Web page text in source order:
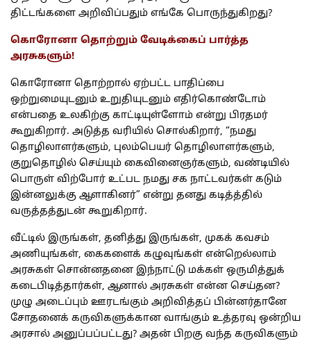
திட்டங்களை அறிவிப்பதும் எங்கே பொருந்துகிறது?
கொரோனா தொற்றும் வேடிக்கைப் பார்த்த
அரசுகளும்!
கொரோனா தொற்றால் ஏற்பட்ட பாதிப்பை
ஒற்றுமையுடனும் உறுதியுடனும் எதிர்கொண்டோம்
என்பதை உலகிற்கு காட்டியுள்ளோம் என்று பிரதமர்
கூறுகிறார். அடுத்த வரியில் சொல்கிறார், “நமது
தொழிலாளர்களும், புலம்பெயர் தொழிலாளர்களும்,
குறுதொழில் செய்யும் கைவினைஞர்களும், வண்டியில்
பொருள் விற்போர் உட்பட நமது சக நாட்டவர்கள் கடும்
இன்னலுக்கு ஆளாகினர்” என்று தனது கடித்த்தில்
வருத்தத்துடன் கூறுகிறார்.
வீட்டில் இருங்கள், தனித்து இருங்கள், முகக் கவசம்
அணியுங்கள், கைகளைக் கழுவுங்கள் என்றெல்லாம்
அரசுகள் சொன்னதனை இந்நாட்டு மக்கள் ஒருமித்துக்
கடைபிடித்தார்கள், ஆனால் அரசுகள் என்ன செய்தன?
முழு அடைப்பும் ஊரடங்கும் அறிவித்தப் பின்னர்தானே
சோதனைக் கருவிகளுக்கான வாங்கும் உத்தரவு ஒன்றிய
அரசால் அனுப்பப்பட்டது? அதன் பிறகு வந்த கருவிகளும்